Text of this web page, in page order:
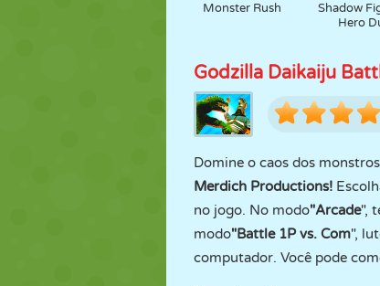
Monster Rush
Shadow
Hero
Godzilla Daikaiju
Domine o caos dos
Merdich Productions!
no jogo. No modo"Arcade",
modo"Battle 1P vs. Com",
computador. Você pode